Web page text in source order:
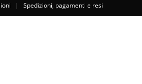
| Spedizioni, pagamenti e resi